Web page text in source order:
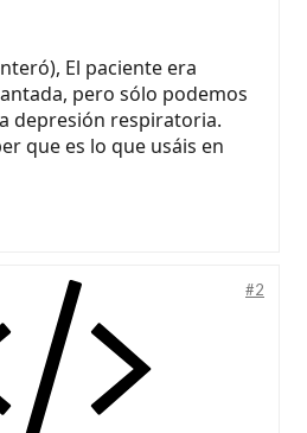
El paciente era
pero sólo podemos
depresión respiratoria.
que es lo que usáis en
#2